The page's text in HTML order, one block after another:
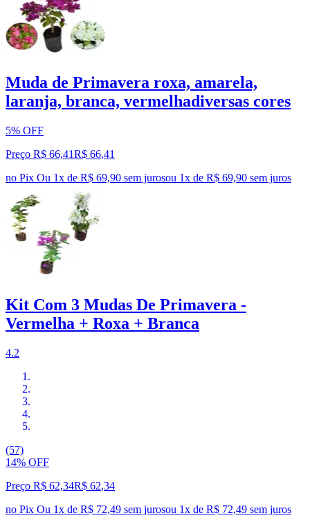
Muda de Primavera roxa, amarela,
laranja, branca, vermelhadiversas cores
5% OFF
Preço R$ 66,41R$ 66,41
no Pix Ou 1x de R$ 69,90 sem jurosou 1x de R$ 69,90 sem juros
Kit Com 3 Mudas De Primavera -
Vermelha + Roxa + Branca
4.2
(57)
14% OFF
Preço R$ 62,34R$ 62,34
no Pix Ou 1x de R$ 72,49 sem jurosou 1x de R$ 72,49 sem juros